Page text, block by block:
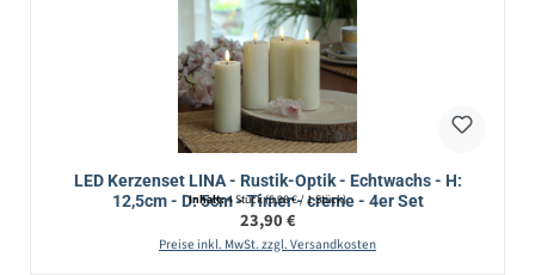
LED Kerzenset LINA - Rustik-Optik - Echtwachs - H:
12,5cm - D: 5cm - Timer - creme - 4er Set
Inhalt:4 Stück(5,98 € / 1 Stück)
Regulärer Preis:
23,90 €
Preise inkl. MwSt. zzgl. Versandkosten